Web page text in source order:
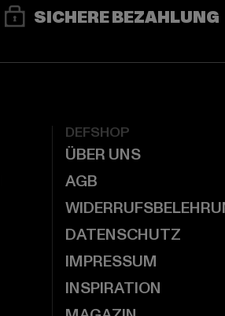
SICHERE BEZAHLUNG
DEFSHOP
ÜBER UNS
AGB
DATENSCHUTZ
IMPRESSUM
INSPIRATION